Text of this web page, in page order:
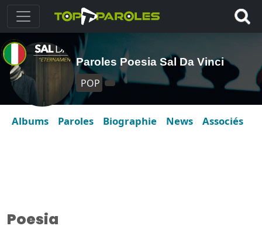
Paroles Poesia Sal Da Vinci
POP
Albums Paroles Biographie News Associés
Poesia